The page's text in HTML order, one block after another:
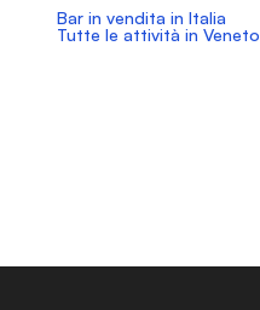
Bar in vendita in Italia
Tutte le attività in Veneto